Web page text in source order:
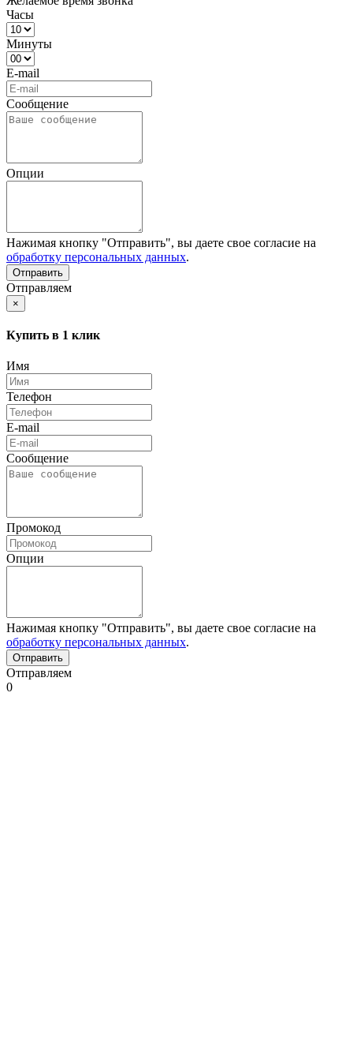
Часы
Минуты
E-mail
Сообщение
Опции
Нажимая кнопку "Отправить", вы даете свое согласие на
обработку персональных данных.
Отправляем
×
Купить в 1 клик
Имя
Телефон
E-mail
Сообщение
Промокод
Опции
Нажимая кнопку "Отправить", вы даете свое согласие на
обработку персональных данных.
Отправляем
0